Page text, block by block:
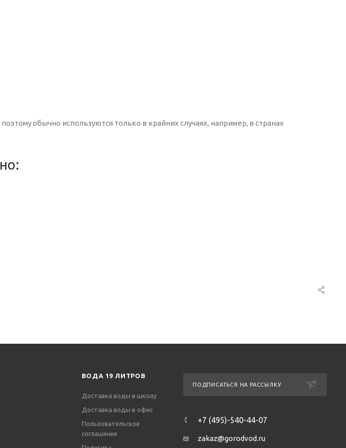
обычно используются только в крайних случаях, например, в странах
ВОДА 19 ЛИТРОВ
Доставка воды в школу
Доставка воды в офис
Пользовательское
соглашение
ПОДПИСАТЬСЯ НА РАССЫЛКУ
+7 (495)-540-44-07
zakaz@gorodvod.ru